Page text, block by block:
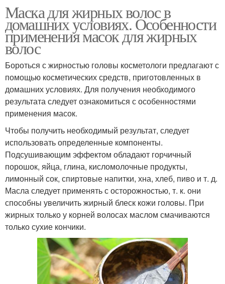
Маска для жирных волос в
домашних условиях. Особенности
применения масок для жирных
волос
Бороться с жирностью головы косметологи предлагают с
помощью косметических средств, приготовленных в
домашних условиях. Для получения необходимого
результата следует ознакомиться с особенностями
применения масок.
Чтобы получить необходимый результат, следует
использовать определенные компоненты.
Подсушивающим эффектом обладают горчичный
порошок, яйца, глина, кисломолочные продукты,
лимонный сок, спиртовые напитки, хна, хлеб, пиво и т. д.
Масла следует применять с осторожностью, т. к. они
способны увеличить жирный блеск кожи головы. При
жирных только у корней волосах маслом смачиваются
только сухие кончики.